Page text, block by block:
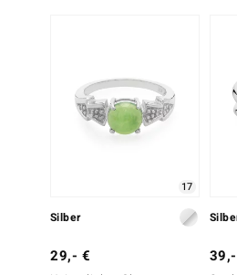
17
Silber
29,- €